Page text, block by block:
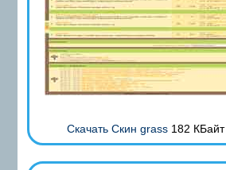
Скачать Скин grass 182 КБайт